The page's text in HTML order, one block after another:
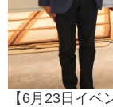
【6月23日イベ